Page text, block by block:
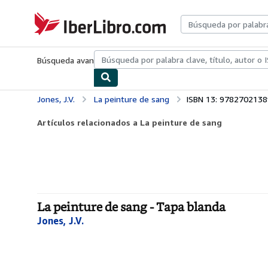
IberLibro.com
Búsqueda avanzadaColecciones Libros antiguosArte y
Jones, J.V. La peinture de sang ISBN 13:
Artículos relacionados a La peinture de sang
La peinture de sang - Tapa blanda
Jones, J.V.